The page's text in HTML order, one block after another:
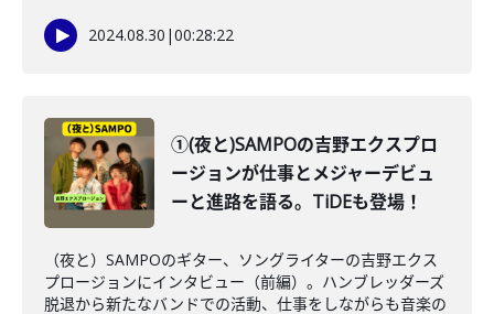
2024.08.30 |00:28:22
①(夜と)SAMPOの吉野エクスプロ
ージョンが仕事とメジャーデビュ
ーと進路を語る。TiDEも登場！
（夜と）SAMPOのギター、ソングライターの吉野エクス
プロージョンにインタビュー（前編）。ハンブレッダーズ
脱退から新たなバンドでの活動、仕事をしながらも音楽の